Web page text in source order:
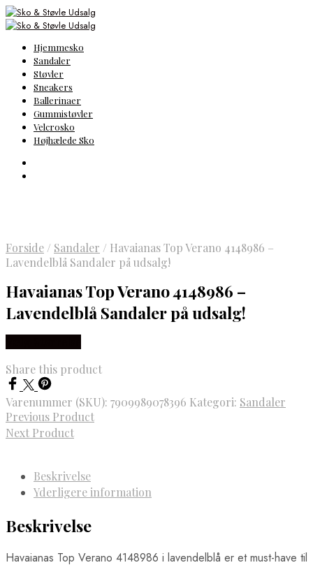
Hjemmesko
Sandaler
Støvler
Sneakers
Ballerinaer
Gummistøvler
Velcrosko
Højhælede Sko
Forside / Sandaler / Havaianas Top Verano 4148986 –
Lavendelblå Sandaler på udsalg!
Havaianas Top Verano 4148986 –
Lavendelblå Sandaler på udsalg!
Share this product
Varenummer (SKU): 7909989078396 Kategori: Sandaler
Previous Product
Next Product
Beskrivelse
Yderligere information
Beskrivelse
Havaianas Top Verano 4148986 i lavendelblå er et must-have til